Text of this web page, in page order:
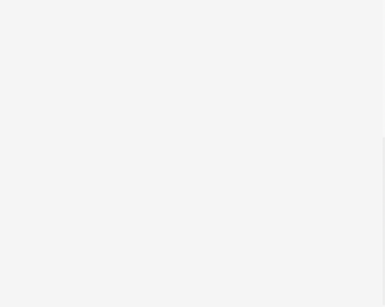
雀、90インチの大型スクリー
参加者の皆様に楽しく安全に
者と当会スタッフ間において